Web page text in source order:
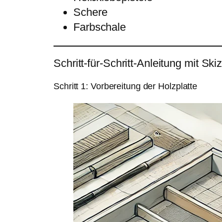
Schere
Farbschale
Schritt-für-Schritt-Anleitung mit
Schritt 1: Vorbereitung der Holzplatte